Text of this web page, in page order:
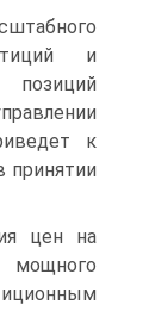
и
к
принятии
цен на
мощного